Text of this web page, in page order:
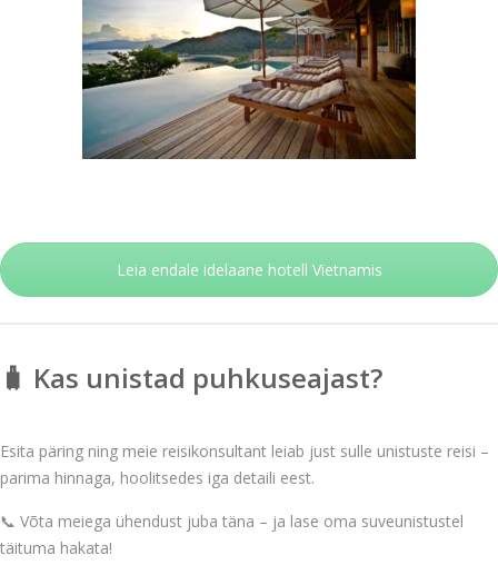
Leia endale idelaane hotell Vietnamis
🧳 Kas unistad puhkuseajast?
Esita päring ning meie reisikonsultant leiab just sulle unistuste reisi –
parima hinnaga, hoolitsedes iga detaili eest.
📞 Võta meiega ühendust juba täna – ja lase oma suveunistustel
täituma hakata!